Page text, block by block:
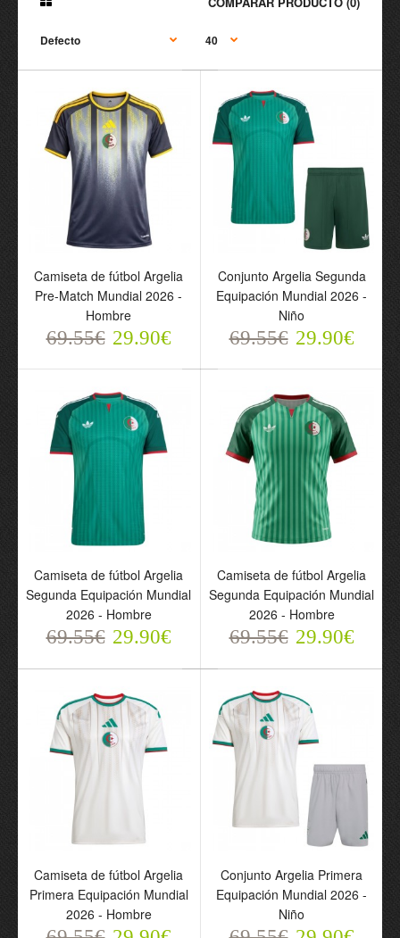
Argelia Pre-Match
Mundial 2026 - Hombre
69.55€
Segunda Equipación
Mundial 2026 - Niño
69.55€ 29.90€
Camiseta de fútbol
Argelia Segunda
Equipación Mundial 2026
- Hombre
69.55€ 29.90€
Camiseta de fútbol
Argelia Segunda
Equipación Mundial 2026
- Hombre
69.55€ 29.90€
Camiseta de fútbol
Argelia Primera
Conjunto Argelia Primera
Equipación Mundial 2026
Camiseta de fútbol Argelia
Pre-Match Mundial 2026 -
Hombre
69.55€ 29.90€
Conjunto Argelia Segunda
Equipación Mundial 2026 -
Niño
69.55€ 29.90€
Camiseta de fútbol Argelia
Segunda Equipación Mundial
2026 - Hombre
69.55€ 29.90€
Camiseta de fútbol Argelia
Segunda Equipación Mundial
2026 - Hombre
69.55€ 29.90€
Camiseta de fútbol Argelia
Primera Equipación Mundial
2026 - Hombre
Conjunto Argelia Primera
Equipación Mundial 2026 -
Niño